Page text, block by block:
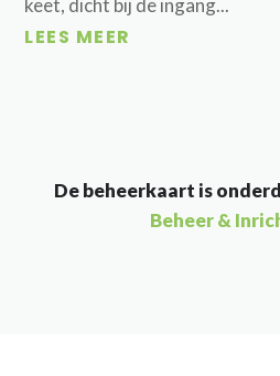
keet, dicht bij de ingang...
LEES MEER
De beheerkaart is
Beheer &